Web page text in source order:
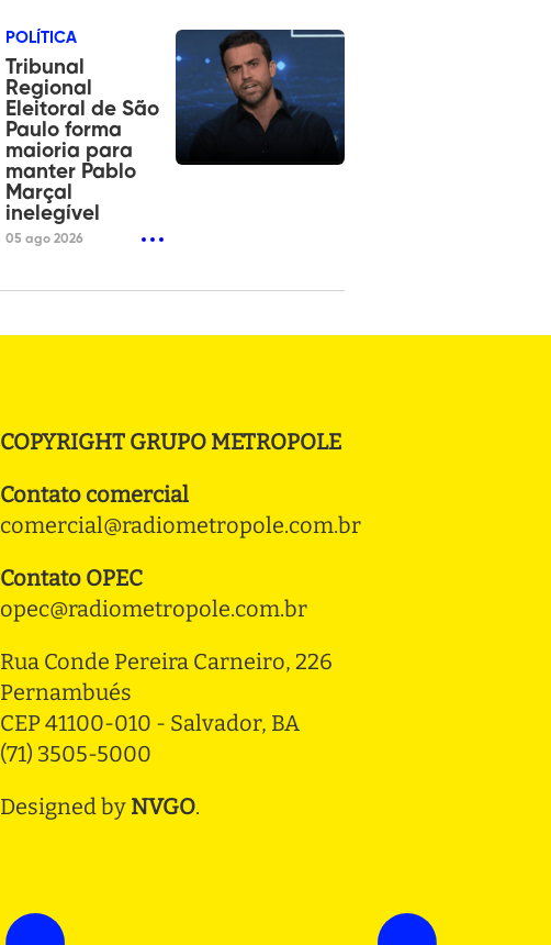
POLÍTICA
Tribunal
Regional
Eleitoral de São
Paulo forma
maioria para
manter Pablo
Marçal
inelegível
05 ago 2026
COPYRIGHT GRUPO METROPOLE
Contato comercial
comercial@radiometropole.com.br
Contato OPEC
opec@radiometropole.com.br
Rua Conde Pereira Carneiro, 226
Pernambués
CEP 41100-010 - Salvador, BA
(71) 3505-5000
Designed by NVGO.